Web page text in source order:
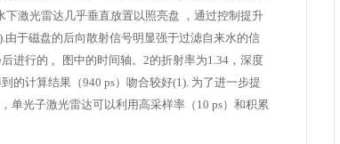
下激光雷达几乎垂直放置以照亮盘
，通过控制提升
由于磁盘的后向散射信号明显强于过滤自来水的信
进行的 。图中的时间轴。2的折射率为1.34，深度
的计算结果（940 ps）吻合较好(1). 为了进一步提
单光子激光雷达可以利用高采样率（10 ps）和积累